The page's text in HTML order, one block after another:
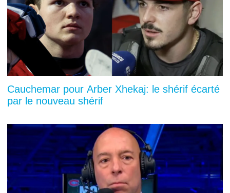
Cauchemar pour Arber Xhekaj: le shérif écarté
par le nouveau shérif